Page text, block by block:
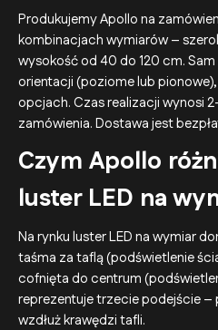
Produkujemy Apollo na
kombinacjach wymiarów –
wysokość od 40 do 120 cm.
orientacji (poziome lub
opcjach. Czas realizacji wynosi
zamówienia. Dostawa jest
Czym Apollo
luster LED na
Na rynku luster LED na wymiar
taśma za taflą (podświetlenie
cofnięta do centrum
reprezentuje trzecie podejście
wzdłuż krawędzi tafli.